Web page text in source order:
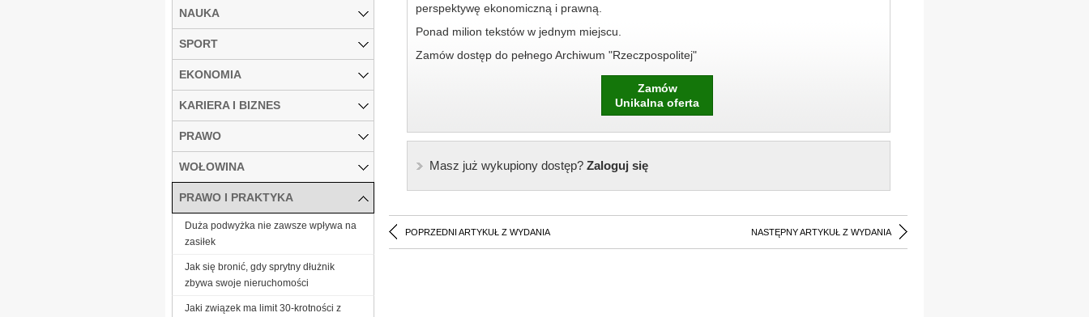
perspektywę ekonomiczną i prawną.
Ponad milion tekstów w jednym miejscu.
Zamów dostęp do pełnego Archiwum "Rzeczpospolitej"
Zamów
Unikalna oferta
Masz już wykupiony dostęp?Zaloguj się
POPRZEDNI ARTYKUŁ Z WYDANIA NASTĘPNY ARTYKUŁ Z WYDANIA
NAUKA
SPORT
EKONOMIA
KARIERA I BIZNES
PRAWO
WOŁOWINA
PRAWO I PRAKTYKA
Duża podwyżka nie zawsze wpływa na
zasiłek
Jak się bronić, gdy sprytny dłużnik
zbywa swoje nieruchomości
Jaki związek ma limit 30-krotności z